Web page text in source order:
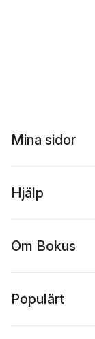
Mina sidor
Hjälp
Om Bokus
Populärt